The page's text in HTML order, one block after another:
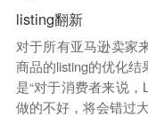
listing翻新
对于所有亚马逊卖家
商品的listing的优化
是“对于消费者来说
做的不好，将会错过